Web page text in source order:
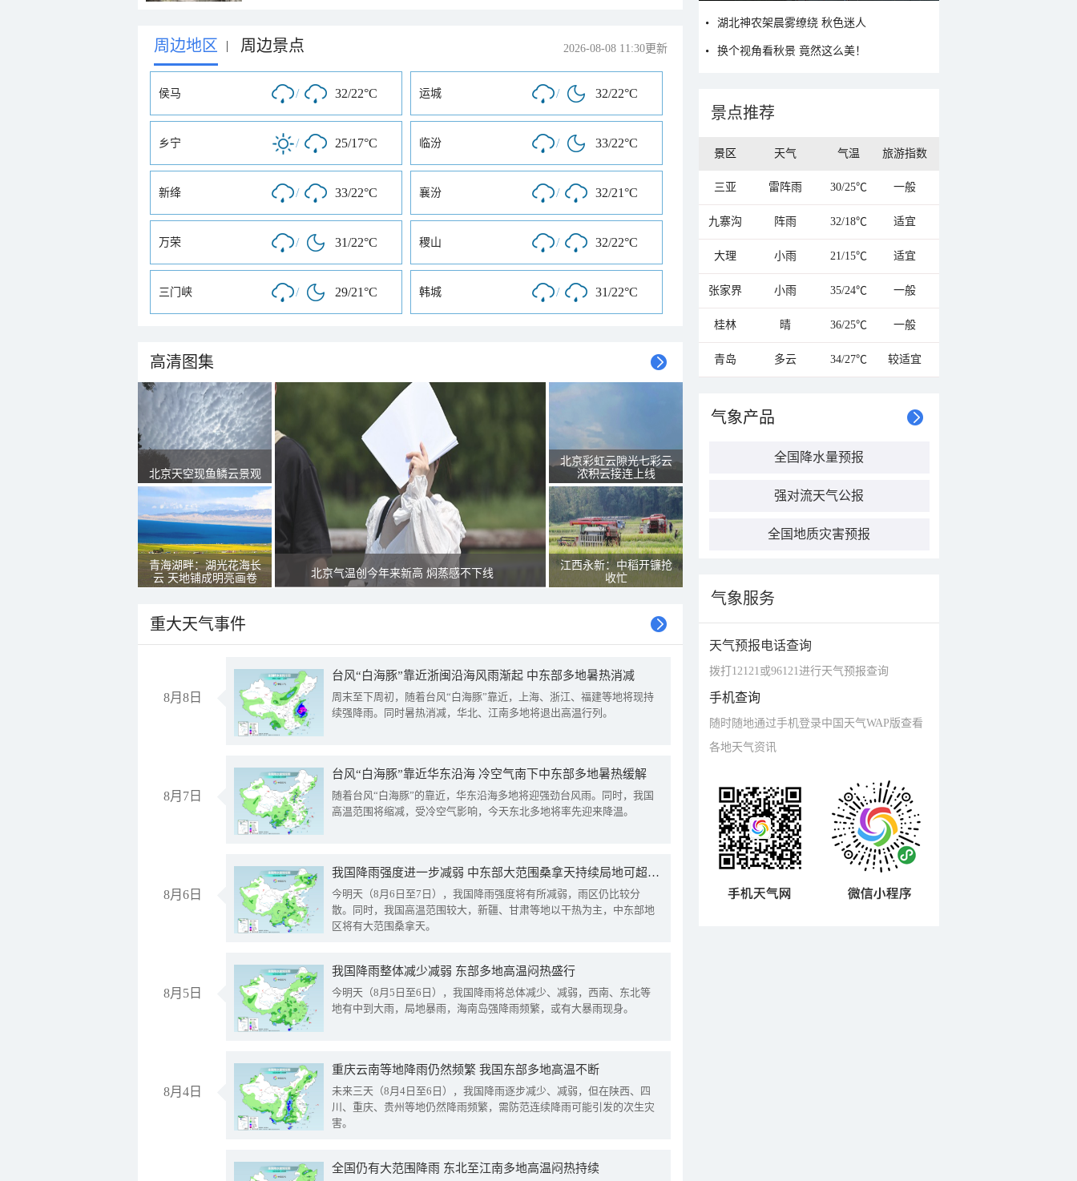
周边地区 | 周边景点 2026-08-08 11:30更新
侯马 / 32/22°C 运城 / 32/22°C
乡宁 / 25/17°C 临汾 / 33/22°C
新绛 / 33/22°C 襄汾 / 32/21°C
万荣 / 31/22°C 稷山 / 32/22°C
三门峡 / 29/21°C 韩城 / 31/22°C
高清图集
北京天空现鱼鳞云景观
青海湖畔：湖光花海长
云 天地铺成明亮画卷
北京气温创今年来新高 焖蒸感不下线
北京彩虹云隙光七彩云
浓积云接连上线
江西永新：中稻开镰抢
收忙
重大天气事件
8月8日
台风“白海豚”靠近浙闽沿海风雨渐起 中东部多地暑热消减
周末至下周初，随着台风“白海豚”靠近，上海、浙江、福建等地将现持
续强降雨。同时暑热消减，华北、江南多地将退出高温行列。
8月7日
台风“白海豚”靠近华东沿海 冷空气南下中东部多地暑热缓解
随着台风“白海豚”的靠近，华东沿海多地将迎强劲台风雨。同时，我国
高温范围将缩减，受冷空气影响，今天东北多地将率先迎来降温。
8月6日
我国降雨强度进一步减弱 中东部大范围桑拿天持续局地可超38℃
今明天（8月6日至7日），我国降雨强度将有所减弱，雨区仍比较分
散。同时，我国高温范围较大，新疆、甘肃等地以干热为主，中东部地
区将有大范围桑拿天。
8月5日
我国降雨整体减少减弱 东部多地高温闷热盛行
今明天（8月5日至6日），我国降雨将总体减少、减弱，西南、东北等
地有中到大雨，局地暴雨，海南岛强降雨频繁，或有大暴雨现身。
8月4日
重庆云南等地降雨仍然频繁 我国东部多地高温不断
未来三天（8月4日至6日），我国降雨逐步减少、减弱，但在陕西、四
川、重庆、贵州等地仍然降雨频繁，需防范连续降雨可能引发的次生灾
害。
全国仍有大范围降雨 东北至江南多地高温闷热持续
湖北神农架晨雾缭绕 秋色迷人
换个视角看秋景 竟然这么美！
景点推荐
景区 天气 气温 旅游指数
三亚 雷阵雨 30/25℃ 一般
九寨沟 阵雨 32/18℃ 适宜
大理 小雨 21/15℃ 适宜
张家界 小雨 35/24℃ 一般
桂林 晴 36/25℃ 一般
青岛 多云 34/27℃ 较适宜
气象产品
全国降水量预报
强对流天气公报
全国地质灾害预报
气象服务
天气预报电话查询
拨打12121或96121进行天气预报查询
手机查询
随时随地通过手机登录中国天气WAP版查看
各地天气资讯